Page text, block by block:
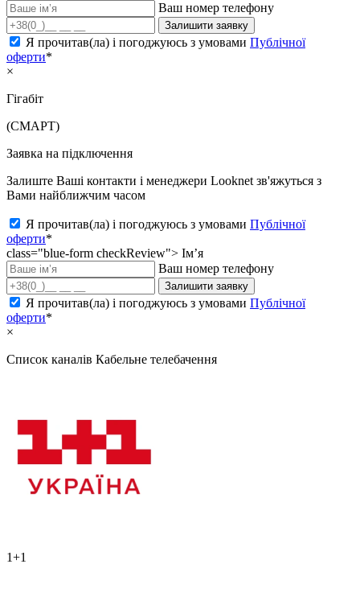
Ваш номер телефону
Залишити заявку
Я прочитав(ла) і погоджуюсь з умовами Публічної
оферти*
×
Гігабіт
(СМАРТ)
Заявка на підключення
Залиште Ваші контакти і менеджери Looknet зв'яжуться з
Вами найближчим часом
Я прочитав(ла) і погоджуюсь з умовами Публічної
оферти*
class="blue-form checkReview"> Ім’я
Ваш номер телефону
Залишити заявку
Я прочитав(ла) і погоджуюсь з умовами Публічної
оферти*
×
Список каналів Кабельне телебачення
1+1